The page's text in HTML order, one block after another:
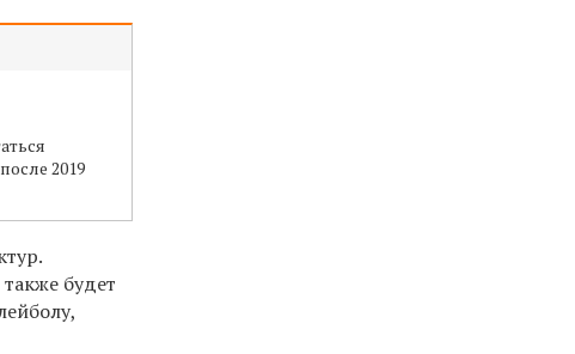
2019
будет